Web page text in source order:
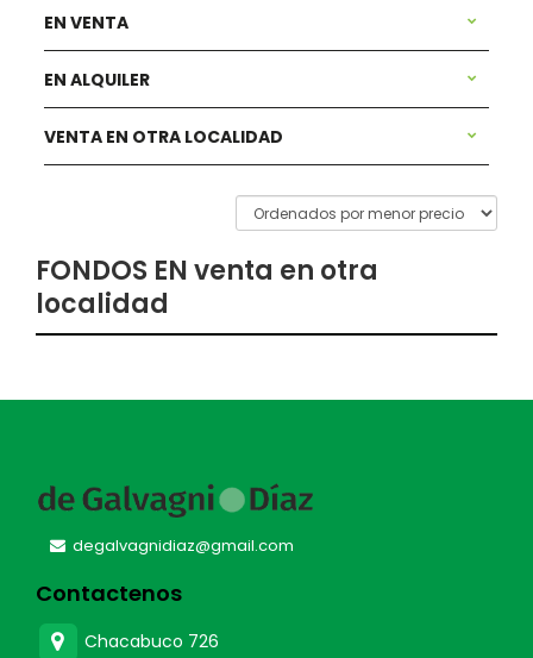
EN VENTA
EN ALQUILER
VENTA EN OTRA LOCALIDAD
FONDOS ENventa en otra
localidad
degalvagnidiaz@gmail.com
Contactenos
Chacabuco 726